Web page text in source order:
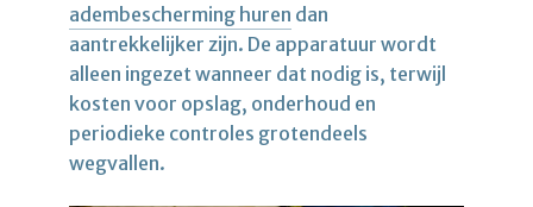
adembescherming huren dan
aantrekkelijker zijn. De apparatuur wordt
alleen ingezet wanneer dat nodig is, terwijl
kosten voor opslag, onderhoud en
periodieke controles grotendeels
wegvallen.